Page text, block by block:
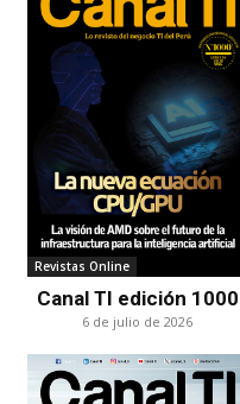
Revistas Online
Canal TI edición 1000
6 de julio de 2026